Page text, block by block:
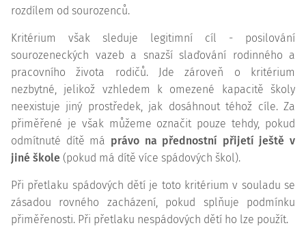
rozdílem od sourozenců.
Kritérium však sleduje legitimní cíl - posilování
sourozeneckých vazeb a snazší slaďování rodinného a
pracovního života rodičů. Jde zároveň o kritérium
nezbytné, jelikož vzhledem k omezené kapacitě školy
neexistuje jiný prostředek, jak dosáhnout téhož cíle. Za
přiměřené je však můžeme označit pouze tehdy, pokud
odmítnuté dítě má právo na přednostní přijetí ještě v
jiné škole (pokud má dítě více spádových škol).
Při přetlaku spádových dětí je toto kritérium v souladu se
zásadou rovného zacházení, pokud splňuje podmínku
přiměřenosti. Při přetlaku nespádových dětí ho lze použít.